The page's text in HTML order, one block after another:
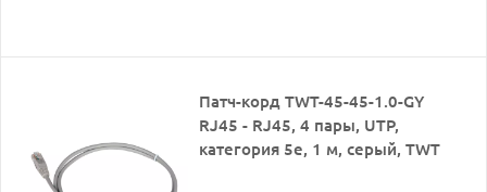
Патч-корд TWT-45-45-1.0-GY
RJ45 - RJ45, 4 пары, UTP,
категория 5е, 1 м, серый, TWT